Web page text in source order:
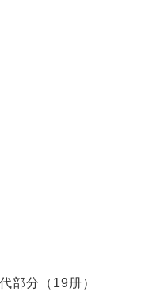
部分（19册）